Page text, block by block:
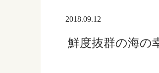
2018.09.12
鮮度抜群の海の